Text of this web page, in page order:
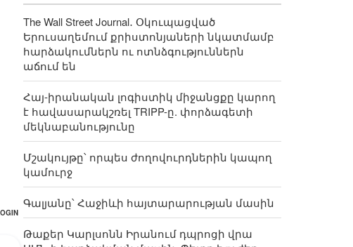
The Wall Street Journal․ Օկուպացված
Երուսաղեմում քրիստոնյաների նկատմամբ
հարձակումներն ու ոտնձգություններն
աճում են
Հայ-իրանական լոգիստիկ միջանցքը կարող
է հավասարակշռել TRIPP-ը. փորձագետի
մեկնաբանությունը
Մշակույթը՝ որպես ժողովուրդներին կապող
կամուրջ
Գալյանը՝ Հաջիևի հայտարարության մասին
Թաքեր Կարլսոնն Իրանում դպրոցի վրա